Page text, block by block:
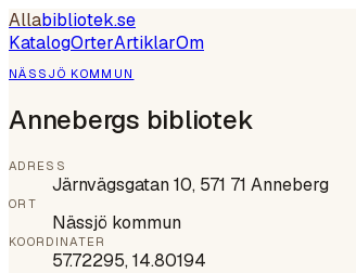
Allabibliotek.se
KatalogOrterArtiklarOm
NÄSSJÖ KOMMUN
Annebergs bibliotek
ADRESS
Järnvägsgatan 10, 571 71 Anneberg
ORT
Nässjö kommun
KOORDINATER
57.72295,14.80194